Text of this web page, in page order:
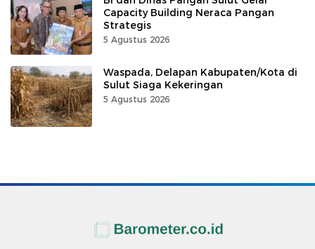
Capacity Building Neraca Pangan
Strategis
5 Agustus 2026
Waspada, Delapan Kabupaten/Kota di
Sulut Siaga Kekeringan
5 Agustus 2026